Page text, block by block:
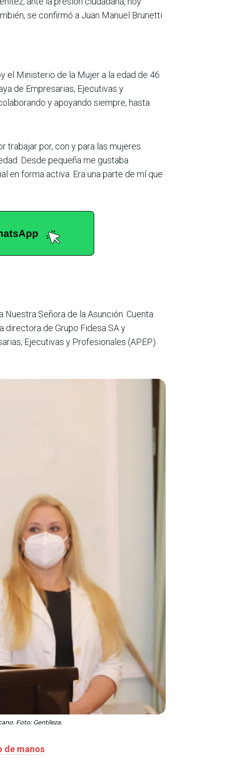
se confirmó a Juan Manuel Brunetti
el Ministerio de la Mujer a la edad de 46
de Empresarias, Ejecutivas y
y apoyando siempre, hasta
trabajar por, con y para las mujeres.
Desde pequeña me gustaba
en forma activa. Era una parte de mí que
Señora de la Asunción. Cuenta
directora de Grupo Fidesa SA y
Ejecutivas y Profesionales (APEP)
Foto: Gentileza.
de manos